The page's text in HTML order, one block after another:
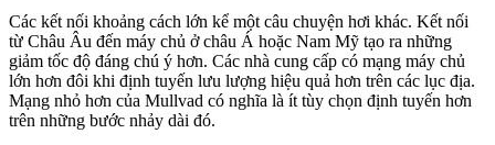
Các kết nối khoảng cách lớn kể một câu chuyện hơi khác. Kết nối
từ Châu Âu đến máy chủ ở châu Á hoặc Nam Mỹ tạo ra những
giảm tốc độ đáng chú ý hơn. Các nhà cung cấp có mạng máy chủ
lớn hơn đôi khi định tuyến lưu lượng hiệu quả hơn trên các lục địa.
Mạng nhỏ hơn của Mullvad có nghĩa là ít tùy chọn định tuyến hơn
trên những bước nhảy dài đó.